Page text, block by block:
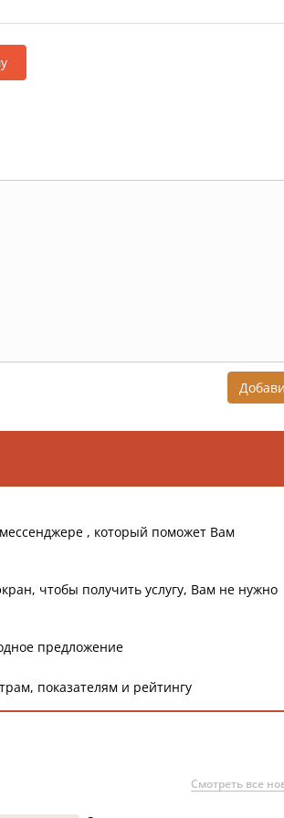
, который поможет Вам
чтобы получить услугу, Вам не нужно
предложение
показателям и рейтингу
Смотреть все